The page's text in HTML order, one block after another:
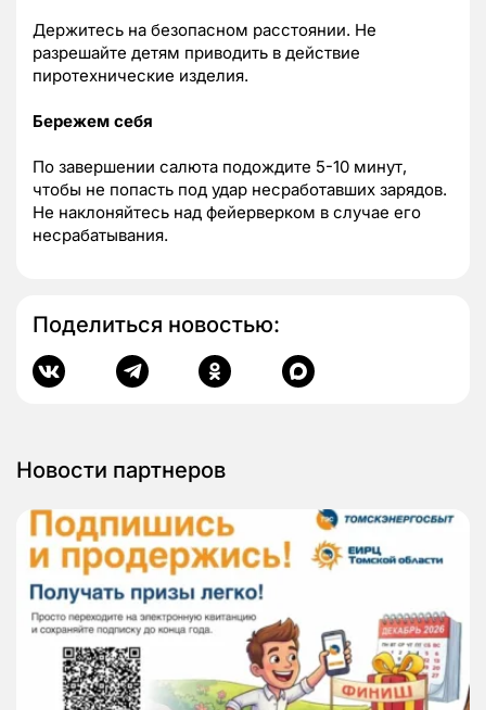
Держитесь на безопасном расстоянии. Не
разрешайте детям приводить в действие
пиротехнические изделия.
Бережем себя
По завершении салюта подождите 5-10 минут,
чтобы не попасть под удар несработавших зарядов.
Не наклоняйтесь над фейерверком в случае его
несрабатывания.
Поделиться новостью:
Новости партнеров